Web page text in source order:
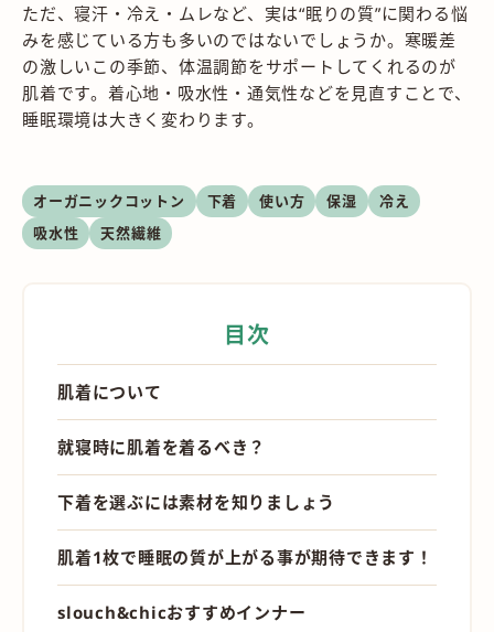
ただ、寝汗・冷え・ムレなど、実は“眠りの質”に関わる悩
みを感じている方も多いのではないでしょうか。寒暖差
の激しいこの季節、体温調節をサポートしてくれるのが
肌着です。着心地・吸水性・通気性などを見直すことで、
睡眠環境は大きく変わります。
オーガニックコットン 下着 使い方 保湿
冷え
吸水性
天然繊維
目次
肌着について
就寝時に肌着を着るべき？
下着を選ぶには素材を知りましょう
肌着1枚で睡眠の質が上がる事が期待できます！
slouch&chicおすすめインナー